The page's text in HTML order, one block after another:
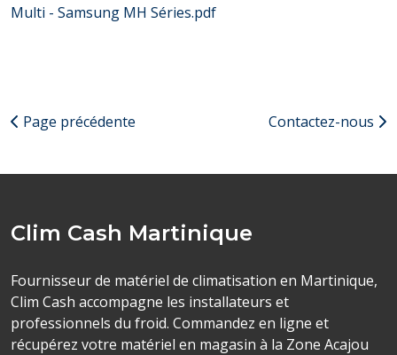
Multi - Samsung MH Séries.pdf
Page précédente Contactez-nous
Clim Cash Martinique
Fournisseur de matériel de climatisation en Martinique,
Clim Cash accompagne les installateurs et
professionnels du froid. Commandez en ligne et
récupérez votre matériel en magasin à la Zone Acajou